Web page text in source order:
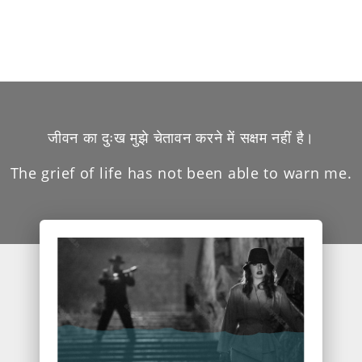
जीवन का दुःख मुझे चेतावन करने में सक्षम नहीं है।
The grief of life has not been able to warn me.